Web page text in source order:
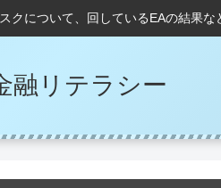
クについて、回しているEAの結果な
融リテラシー